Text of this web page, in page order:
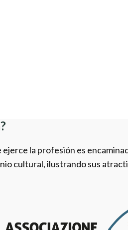
ejerce la profesión es
cultural, ilustrando sus